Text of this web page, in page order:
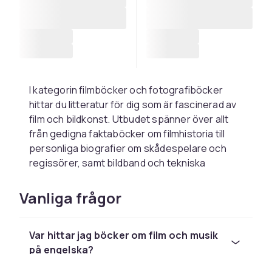
I kategorin filmböcker och fotografiböcker
hittar du litteratur för dig som är fascinerad av
film och bildkonst. Utbudet spänner över allt
från gedigna faktaböcker om filmhistoria till
personliga biografier om skådespelare och
regissörer, samt bildband och tekniska
fotograferande.
Filmböckerna passar dig som vill fördjupa dig i
klippning och skådespeleri. Här finns böcker
Vanliga frågor
Var hittar jag böcker om film och musik
på engelska?